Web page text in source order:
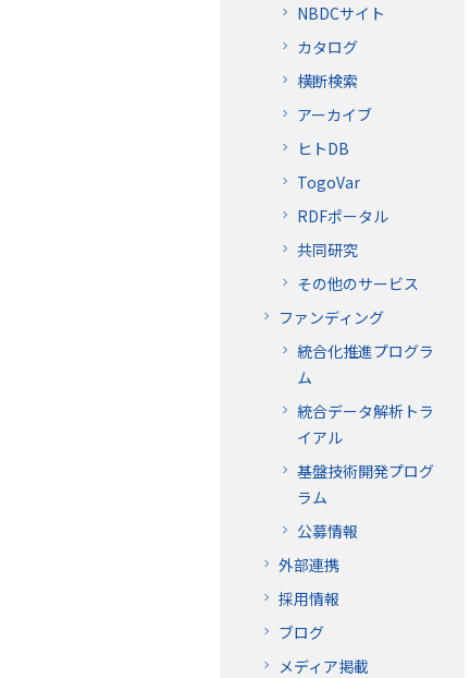
NBDCサイト
カタログ
横断検索
アーカイブ
ヒトDB
TogoVar
RDFポータル
共同研究
その他のサービス
ファンディング
統合化推進プログラ
ム
統合データ解析トラ
イアル
基盤技術開発プログ
ラム
公募情報
外部連携
採用情報
ブログ
メディア掲載